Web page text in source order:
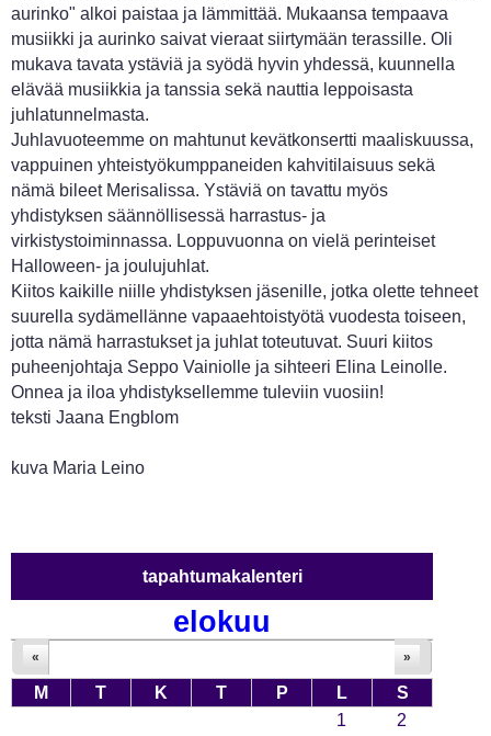
aurinko" alkoi paistaa ja lämmittää. Mukaansa tempaava
musiikki ja aurinko saivat vieraat siirtymään terassille. Oli
mukava tavata ystäviä ja syödä hyvin yhdessä, kuunnella
elävää musiikkia ja tanssia sekä nauttia leppoisasta
juhlatunnelmasta.
Juhlavuoteemme on mahtunut kevätkonsertti maaliskuussa,
vappuinen yhteistyökumppaneiden kahvitilaisuus sekä
nämä bileet Merisalissa. Ystäviä on tavattu myös
yhdistyksen säännöllisessä harrastus- ja
virkistystoiminnassa. Loppuvuonna on vielä perinteiset
Halloween- ja joulujuhlat.
Kiitos kaikille niille yhdistyksen jäsenille, jotka olette tehneet
suurella sydämellänne vapaaehtoistyötä vuodesta toiseen,
jotta nämä harrastukset ja juhlat toteutuvat. Suuri kiitos
puheenjohtaja Seppo Vainiolle ja sihteeri Elina Leinolle.
Onnea ja iloa yhdistyksellemme tuleviin vuosiin!
teksti Jaana Engblom
kuva Maria Leino
tapahtumakalenteri
elokuu
« »
M T K T P L
S
1
2